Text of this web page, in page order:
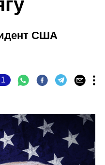
США
Комментарии: 1